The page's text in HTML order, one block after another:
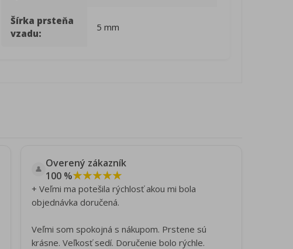
Šírka prsteňa
vzadu:
5 mm
👤 Overený zákazník
100 %★★★★★
+ Veľmi ma potešila rýchlosť akou mi bola
objednávka doručená.
Veľmi som spokojná s nákupom. Prstene sú
krásne. Veľkosť sedí. Doručenie bolo rýchle.